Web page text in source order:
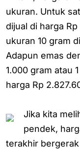
ukuran. Untuk
dijual di harga
ukuran 10 gram
Adapun emas
1.000 gram atau
harga Rp
Jika kita
pendek,
terakhir